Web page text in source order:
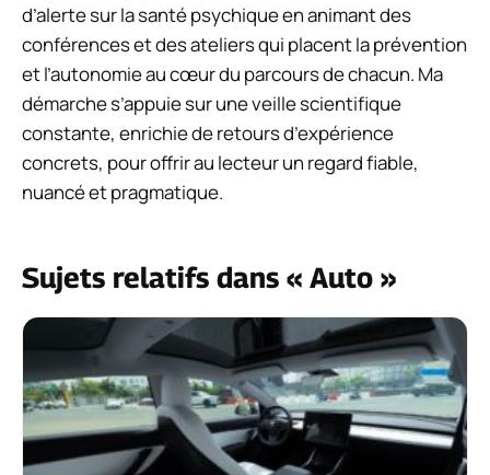
d’alerte sur la santé psychique en animant des
conférences et des ateliers qui placent la prévention
et l’autonomie au cœur du parcours de chacun. Ma
démarche s’appuie sur une veille scientifique
constante, enrichie de retours d’expérience
concrets, pour offrir au lecteur un regard fiable,
nuancé et pragmatique.
Sujets relatifs dans « Auto »